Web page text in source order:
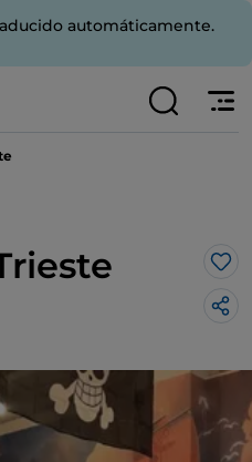
automáticamente.
Me